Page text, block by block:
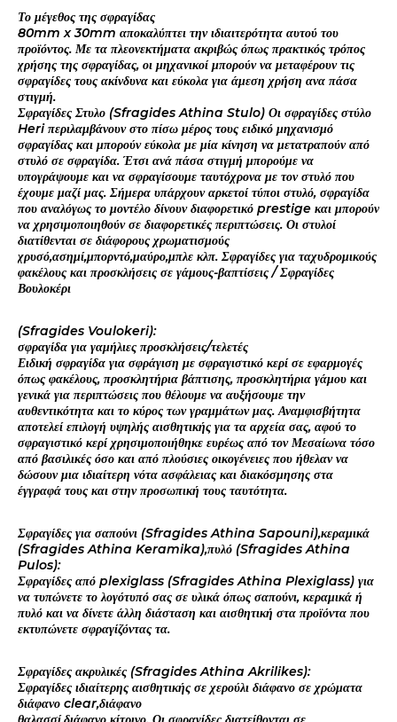
Το μέγεθος της σφραγίδας
80mm x 30mm αποκαλύπτει την ιδιαιτερότητα αυτού του
προϊόντος. Με τα πλεονεκτήματα ακριβώς όπως πρακτικός τρόπος
χρήσης της σφραγίδας, οι μηχανικοί μπορούν να μεταφέρουν τις
σφραγίδες τους ακίνδυνα και εύκολα για άμεση χρήση ανα πάσα
στιγμή.
Σφραγίδες Στυλο (Sfragides Athina Stulo) Οι σφραγίδες στύλο
Heri περιλαμβάνουν στο πίσω μέρος τους ειδικό μηχανισμό
σφραγίδας και μπορούν εύκολα με μία κίνηση να μετατραπούν από
στυλό σε σφραγίδα. Έτσι ανά πάσα στιγμή μπορούμε να
υπογράψουμε και να σφραγίσουμε ταυτόχρονα με τον στυλό που
έχουμε μαζί μας. Σήμερα υπάρχουν αρκετοί τύποι στυλό, σφραγίδα
που αναλόγως το μοντέλο δίνουν διαφορετικό prestige και μπορούν
να χρησιμοποιηθούν σε διαφορετικές περιπτώσεις. Οι στυλοί
διατίθενται σε διάφορους χρωματισμούς
χρυσό,ασημί,μπορντό,μαύρο,μπλε κλπ. Σφραγίδες για ταχυδρομικούς
φακέλους και προσκλήσεις σε γάμους-βαπτίσεις / Σφραγίδες
Βουλοκέρι
(Sfragides Voulokeri):
σφραγίδα για γαμήλιες προσκλήσεις/τελετές
Ειδική σφραγίδα για σφράγιση με σφραγιστικό κερί σε εφαρμογές
όπως φακέλους, προσκλητήρια βάπτισης, προσκλητήρια γάμου και
γενικά για περιπτώσεις που θέλουμε να αυξήσουμε την
αυθεντικότητα και το κύρος των γραμμάτων μας. Αναμφισβήτητα
αποτελεί επιλογή υψηλής αισθητικής για τα αρχεία σας, αφού το
σφραγιστικό κερί χρησιμοποιήθηκε ευρέως από τον Μεσαίωνα τόσο
από βασιλικές όσο και από πλούσιες οικογένειες που ήθελαν να
δώσουν μια ιδιαίτερη νότα ασφάλειας και διακόσμησης στα
έγγραφά τους και στην προσωπική τους ταυτότητα.
Σφραγίδες για σαπούνι (Sfragides Athina Sapouni),κεραμικά
(Sfragides Athina Keramika),πυλό (Sfragides Athina
Pulos):
Σφραγίδες από plexiglass (Sfragides Athina Plexiglass) για
να τυπώνετε το λογότυπό σας σε υλικά όπως σαπούνι, κεραμικά ή
πυλό και να δίνετε άλλη διάσταση και αισθητική στα προϊόντα που
εκτυπώνετε σφραγίζόντας τα.
Σφραγίδες ακρυλικές (Sfragides Athina Akrilikes):
Σφραγίδες ιδιαίτερης αισθητικής σε χερούλι διάφανο σε χρώματα
διάφανο clear,διάφανο